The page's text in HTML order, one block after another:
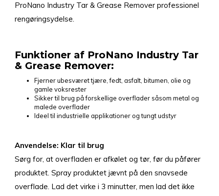
ProNano Industry Tar & Grease Remover professionel
rengøringsydelse.
Funktioner af ProNano Industry Tar
& Grease Remover:
Fjerner ubesværet tjære, fedt, asfalt, bitumen, olie og
gamle voksrester
Sikker til brug på forskellige overflader såsom metal og
malede overflader
Ideel til industrielle applikationer og tungt udstyr
Anvendelse: Klar til brug
Sørg for, at overfladen er afkølet og tør, før du påfører
produktet. Spray produktet jævnt på den snavsede
overflade. Lad det virke i 3 minutter, men lad det ikke